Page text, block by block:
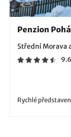
Penzion
Střední Morava
9.6
Rychlé